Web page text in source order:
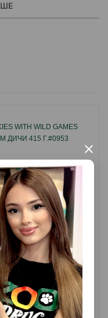
×
по 40 г. Суточная
Вскрытая
Срок
WITH WILD GAMES
415 Г.#0953